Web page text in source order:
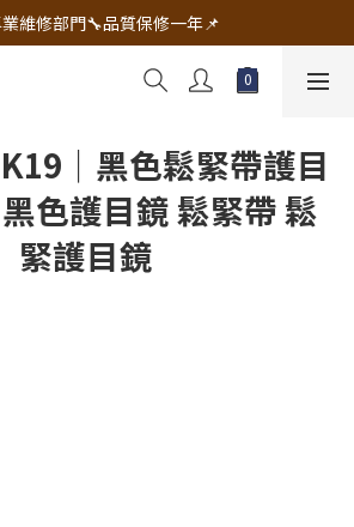
&五金唯一首選 宇慶五金網拍🔧
維修部門🔧品質保修一年📌
&五金唯一首選 宇慶五金網拍🔧
｜黑色鬆緊帶護目
色護目鏡 鬆緊帶 鬆
緊護目鏡